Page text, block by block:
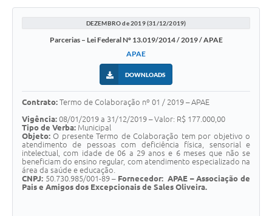
DEZEMBRO de 2019 (31/12/2019)
Parcerias – Lei Federal Nº 13.019/2014 / 2019 / APAE
APAE
DOWNLOADS
Contrato: Termo de Colaboração nº 01 / 2019 – APAE
Vigência: 08/01/2019 a 31/12/2019 – Valor: R$ 177.000,00
Tipo de Verba: Municipal
Objeto: O presente Termo de Colaboração tem por objetivo o
atendimento de pessoas com deficiência física, sensorial e
intelectual, com idade de 06 a 29 anos e 6 meses que não se
beneficiam do ensino regular, com atendimento especializado na
área da saúde e educação.
CNPJ: 50.730.985/001-89 – Fornecedor: APAE – Associação de
Pais e Amigos dos Excepcionais de Sales Oliveira.